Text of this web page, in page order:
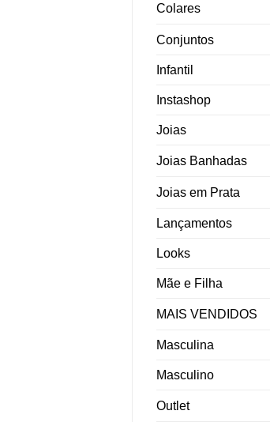
Colares
Conjuntos
Infantil
Instashop
Joias
Joias Banhadas
Joias em Prata
Lançamentos
Looks
Mãe e Filha
MAIS VENDIDOS
Masculina
Masculino
Outlet